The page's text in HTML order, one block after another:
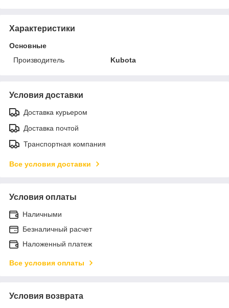
Характеристики
Основные
Производитель
Kubota
Условия доставки
Доставка курьером
Доставка почтой
Транспортная компания
Все условия доставки
Условия оплаты
Наличными
Безналичный расчет
Наложенный платеж
Все условия оплаты
Условия возврата